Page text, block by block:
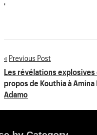
'
Navigation
de
l’article
Previous Post
Les révélations explosives
propos de Kouthia à
Adamo